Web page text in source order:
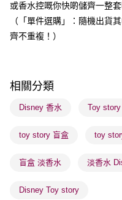
順豐自助櫃 - 確認發貨後1-3
每筆HK$65.00，滿
確認發貨後1-3 工作天送達，
物流公司進行物流配送
取。逾期會取消訂單，並不會
或香水控嘅你快啲儲齊一整
（「單件選購」：隨機出貨
齊不重複！）
相關分類
Disney 香水 Toy
toy story 盲盒 toy
盲盒 淡香水 淡香水
Disney Toy story